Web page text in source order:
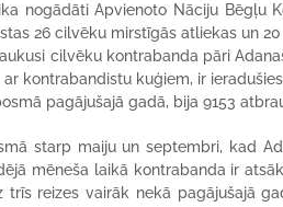
nogādāti Apvienoto Nāciju Bēgļu
26 cilvēku mirstīgās atliekas un
cilvēku kontrabanda pāri
kontrabandistu kuģiem, ir
pagājušajā gadā, bija 9153
starp maiju un septembri, kad
mēneša laikā kontrabanda ir
trīs reizes vairāk nekā pagājušajā